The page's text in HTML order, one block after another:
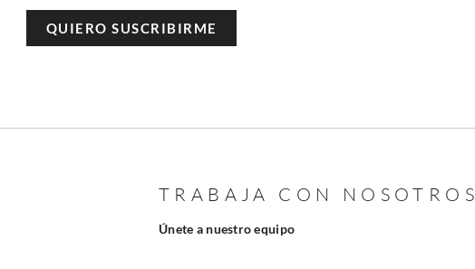
QUIERO SUSCRIBIRME
TRABAJA CON NOSOTROS
Únete a nuestro equipo